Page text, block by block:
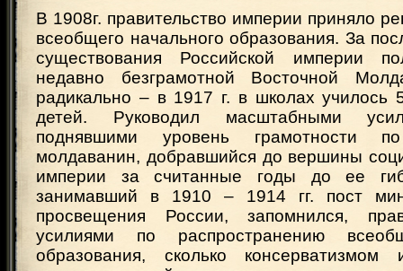
В 1908г. правительство империи приняло
всеобщего начального образования. За
существования Российской империи
недавно безграмотной Восточной
радикально – в 1917 г. в школах училось
детей. Руководил масштабными
поднявшими уровень грамотности
молдаванин, добравшийся до вершины
империи за считанные годы до ее
занимавший в 1910 – 1914 гг. пост
просвещения России, запомнился,
усилиями по распространению
образования, сколько консерватизмом